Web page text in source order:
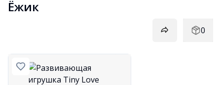
Ёжик
0